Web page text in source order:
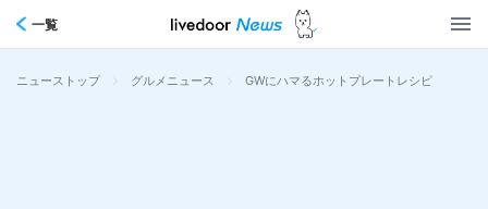
一覧
ニューストップ > グルメニュース > GWにハマるホットプレートレシピ